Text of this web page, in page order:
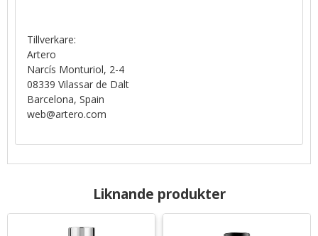
Tillverkare:
Artero
Narcís Monturiol, 2-4
08339 Vilassar de Dalt
Barcelona, Spain
web@artero.com
Liknande produkter